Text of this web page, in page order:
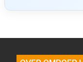
Dagelijks maken
de inwoners van